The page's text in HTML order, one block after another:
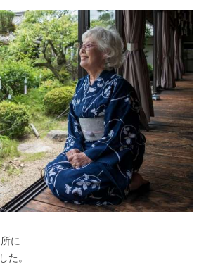
に
た。